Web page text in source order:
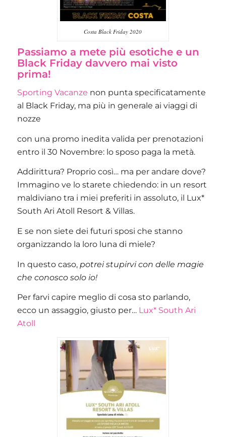
Costa Black Friday 2020
Passiamo a mete più esotiche e un
Black Friday davvero mai visto
prima!
Sporting Vacanze non punta specificatamente
al Black Friday, ma più in generale ai viaggi di
nozze
con una promo inedita valida per prenotazioni
entro il 30 Novembre: lo sposo paga la metà.
Addirittura? Proprio così… ma per andare dove?
Immagino ve lo starete chiedendo: in un resort
maldiviano tra i miei preferiti in assoluto, il Lux*
South Ari Atoll Resort & Villas.
E se non siete dei futuri sposi che stanno
organizzando la loro luna di miele?
In questo caso, potrei stupirvi con delle magie
che conosco solo io!
Per farvi capire meglio di cosa sto parlando,
ecco un assaggio, giusto per… Lux* South Ari
Atoll